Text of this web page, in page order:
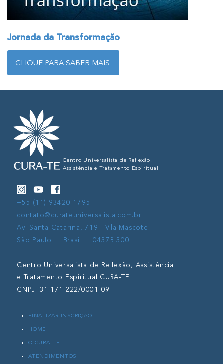
Jornada da Transformação
CLIQUE PARA SABER MAIS
Centro Universalista de Reflexão,
Assistência e Tratamento Espiritual
+55 (11) 93420-1795
contato@curateuniversalista.com.br
Av. Santa Catarina, 719 - Vila Mascote
São Paulo | Brasil | 04378 300
Centro Universalista de Reflexão, Assistência
e Tratamento Espiritual CURA-TE
CNPJ: 31.171.222/0001-09
FINALIZAR INSCRIÇÃO
HOME
O CURA-TE
ATENDIMENTOS